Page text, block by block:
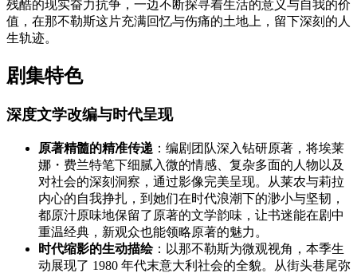
残酷的现实奋力抗争，一边不断探寻着生活的意义与自我的价
值，在那不勒斯这片充满回忆与伤痛的土地上，留下深刻的人
生轨迹。
剧集特色
深度文学改编与时代呈现
原著精髓的精准传递 ：编剧团队深入钻研原著，将埃莱
娜・费兰特笔下细腻入微的情感、复杂多面的人物以及
对社会的深刻洞察，通过影像完美呈现。从莱农与莉拉
内心的自我挣扎，到她们在时代浪潮下的渺小与坚韧，
都原汁原味地保留了原著的文学韵味，让书迷能在剧中
重温经典，新观众也能领略原著的魅力。
时代缩影的生动描绘 ：以那不勒斯为微观视角，本季生
动展现了 1980 年代末意大利社会的全貌。从街头巷尾弥